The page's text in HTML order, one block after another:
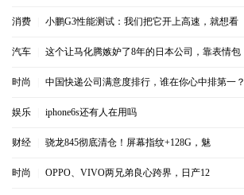
消费 小鹏G3性能测试：我们把它开上高速，就想看
汽车 这个让马化腾嫉妒了8年的日本公司，靠表情包
时尚 中国快递公司满意度排行，谁在你心中排第一？
娱乐 iphone6s还有人在用吗
财经 骁龙845彻底清仓！屏幕指纹+128G，魅
时尚 OPPO、VIVO两兄弟良心跨界，日产12